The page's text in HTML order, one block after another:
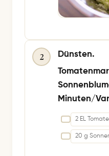
2
Dünsten.
Minuten/
2 EL
20 g